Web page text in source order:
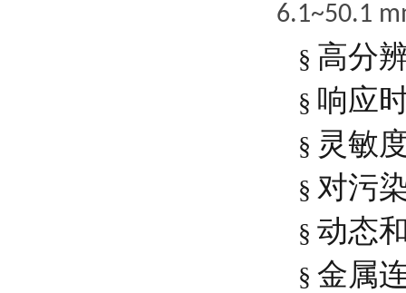
6.1~50.1
§ 高分
§ 响应
§ 灵敏
§ 对污
§ 动态
§ 金属